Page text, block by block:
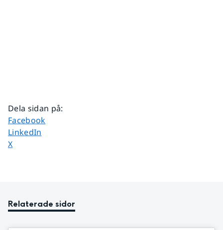
Dela sidan på:
Dela sidan på
Facebook
Dela sidan på
LinkedIn
Dela sidan på
X
Relaterade sidor